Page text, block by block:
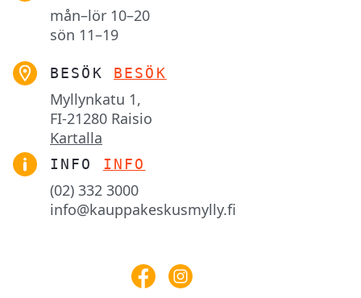
mån–lör 10–20
sön 11–19
BESÖK BESÖK
Myllynkatu 1,
FI-21280 Raisio
Kartalla
INFO INFO
(02) 332 3000
info@kauppakeskusmylly.fi